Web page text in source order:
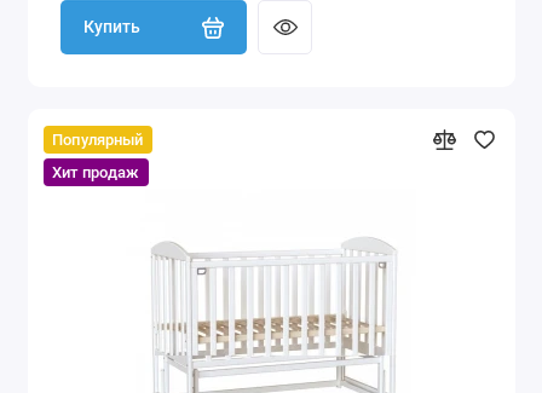
Купить
Популярный
Хит продаж